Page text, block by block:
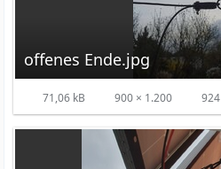
offenes Ende.jpg
71,06 kB 900 × 1.200 924